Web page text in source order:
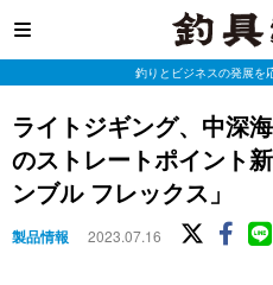
釣りとビジネスの発展を
ライトジギング、中深
のストレートポイント
ンブル フレックス」
製品情報 2023.07.16